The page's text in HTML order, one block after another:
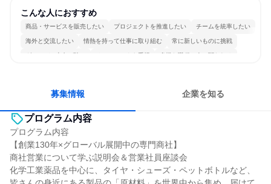
業界研究]、仕事体験）
こんな人におすすめ
商品・サービスを販売したい プロジェクトを推進したい チームを統率したい
海外と交流したい 情熱を持って仕事に取り組む 常に新しいものに挑戦
グローバル志向が強い チームワークを重視 多様な職種の人と関われる
募集情報 企業を知る
プログラム内容
プログラム内容
【創業130年×グローバル展開中の専門商社】
商社営業について学ぶ説明会＆営業社員座談会
化学工業薬品を中心に、タイヤ・シューズ・ペットボトルなど、